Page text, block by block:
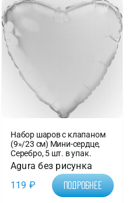
Набор шаров с клапаном
(9»/23 см) Мини-сердце,
Серебро, 5 шт. в упак.
Agura без рисунка
119 ₽ Подробнее